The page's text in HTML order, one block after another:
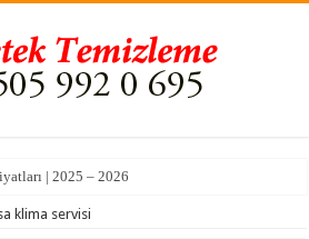
| 2025 – 2026
klima servisi